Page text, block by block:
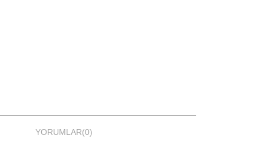
narindir.
ayırın.
YORUMLAR(0)